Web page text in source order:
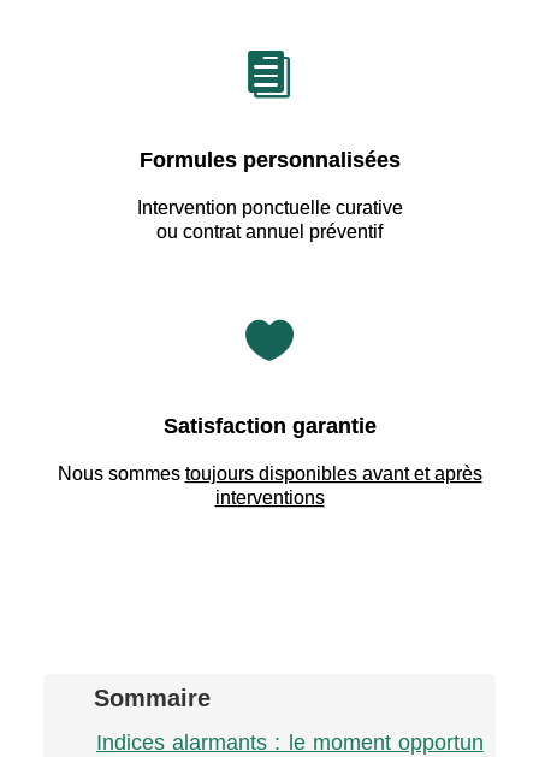

Formules personnalisées
Intervention ponctuelle curative
ou contrat annuel préventif

Satisfaction garantie
Nous sommes toujours disponibles avant et après
interventions
Sommaire
Indices alarmants : le moment opportun